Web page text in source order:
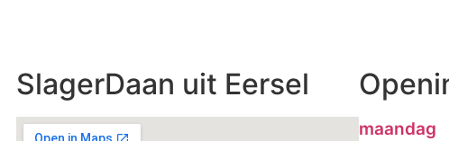
SlagerDaan uit Eersel
maandag